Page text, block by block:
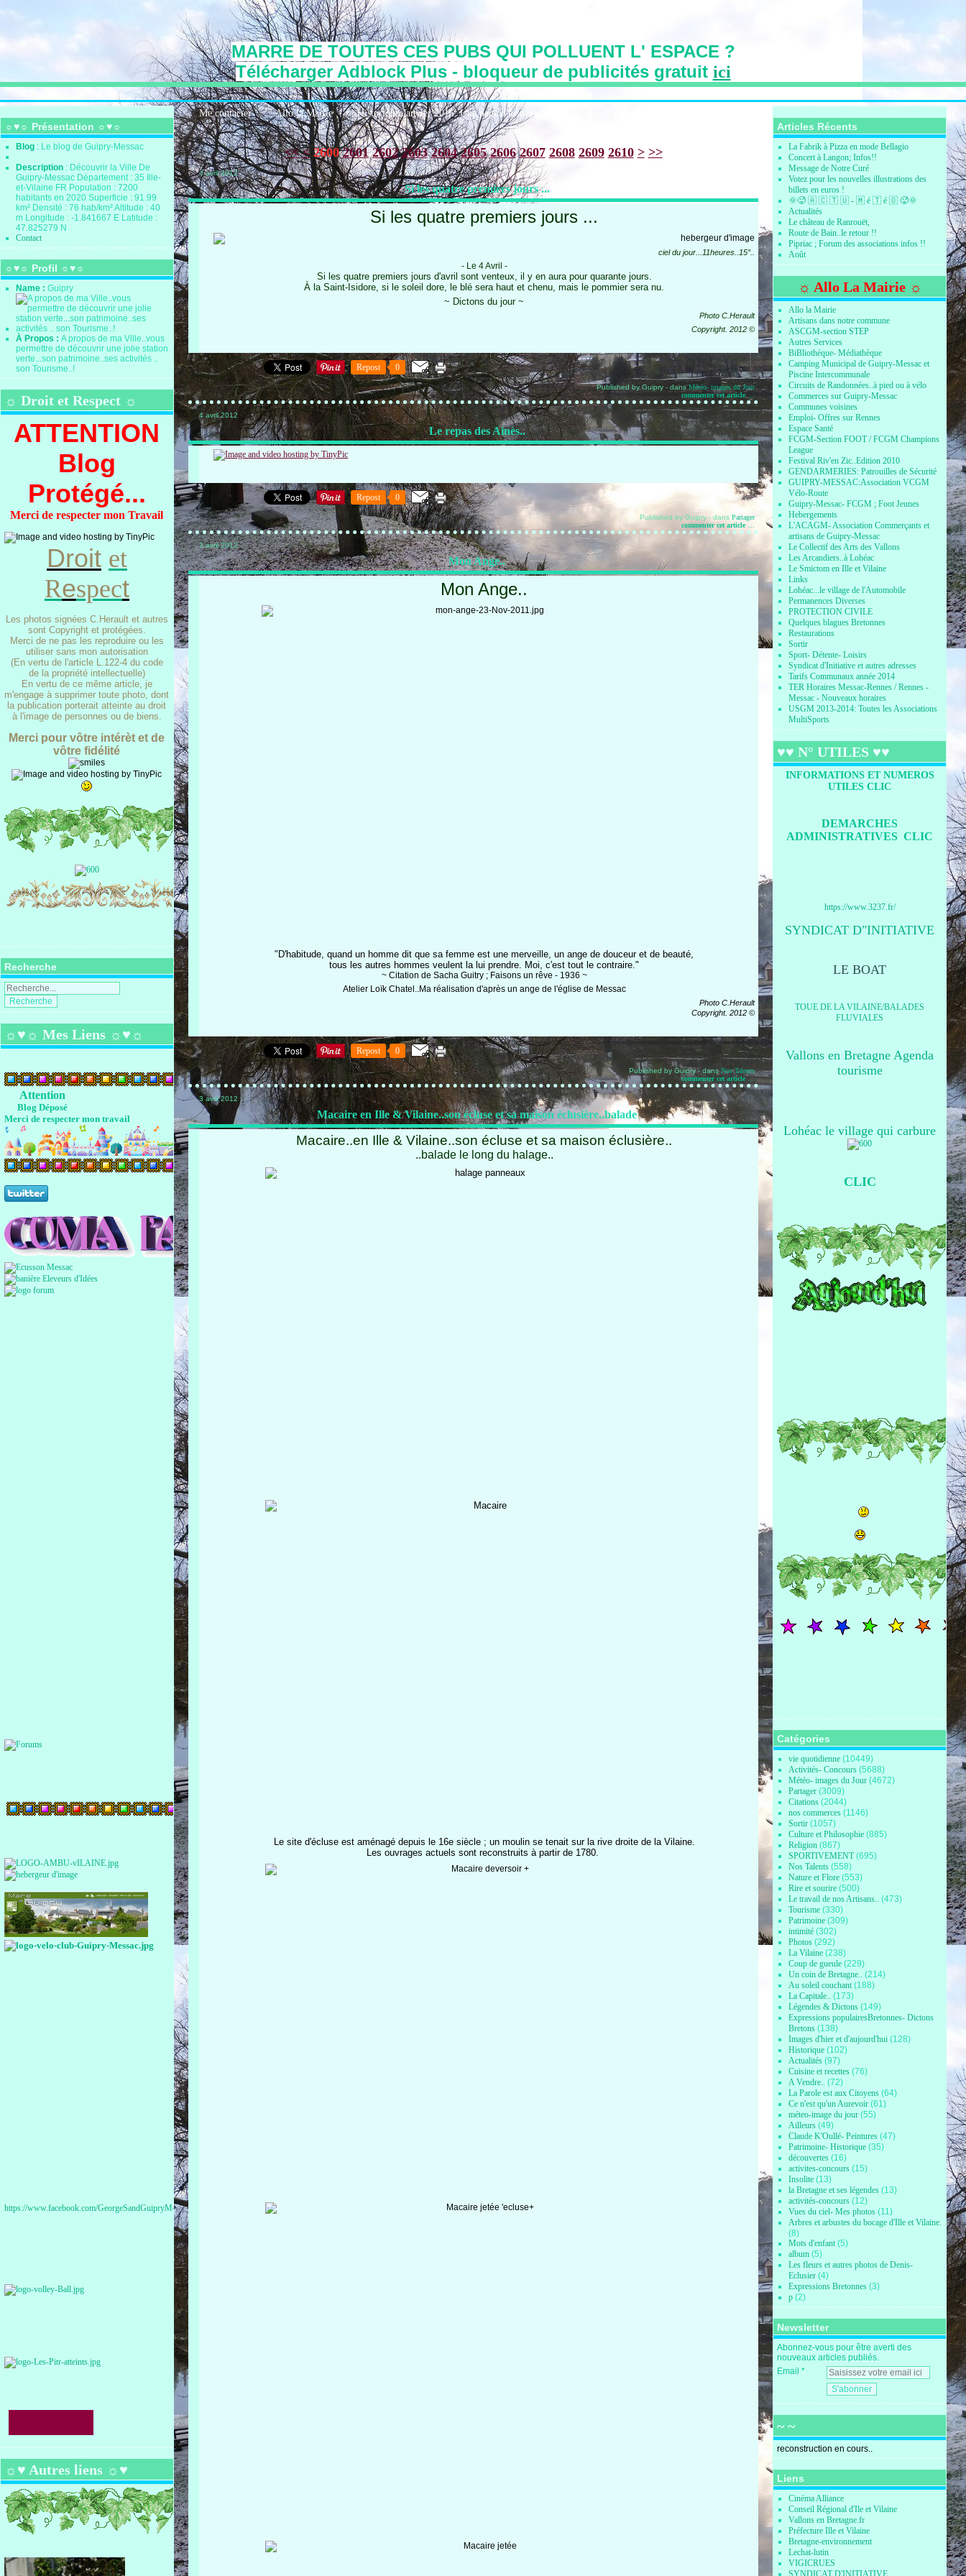
MARRE DE TOUTES CES PUBS QUI POLLUENT L' ESPACE ?
Télécharger Adblock Plus - bloqueur de publicités gratuit ici
☼♥☼ Présentation ☼♥☼
Blog : Le blog de Guipry-Messac
Description : Découvrir la Ville De
Guipry-Messac Département : 35 Ille-
et-Vilaine FR Population : 7200
habitants en 2020 Superficie : 91.99
km² Densité : 76 hab/km² Altitude : 40
m Longitude : -1.841667 E Latitude :
47.825279 N
Contact
☼♥☼ Profil ☼♥☼
Name :Guipry
À Propos :A propos de ma Ville..vous
permettre de découvrir une jolie station
verte...son patrimoine..ses activités ..
son Tourisme..!
☼ Droit et Respect ☼
ATTENTION
Blog
Protégé...
Merci de respecter mon Travail
Droit et
Respect
Les photos signées C.Herault et autres
sont Copyright et protégées.
Merci de ne pas les reproduire ou les
utiliser sans mon autorisation
(En vertu de l'article L.122-4 du code
de la propriété intellectuelle)
En vertu de ce même article, je
m'engage à supprimer toute photo, dont
la publication porterait atteinte au droit
à l'image de personnes ou de biens.
Merci pour vôtre intérèt et de
vôtre fidélité
Recherche
☼♥☼ Mes Liens ☼♥☼
Attention
Blog Déposé
Merci de respecter mon travail
https://www.facebook.com/GeorgeSandGuipryMessac
☼♥ Autres liens ☼♥
Me contacter Allo la Mairie Historique:Janvier 2016: Une page d'histoire
<< < 2600 2601 2602 2603 2604 2605 2606 2607 2608 2609 2610 2620
2630
2640
2650
2660
2670
2680
2690
2700
2800
2900
3000
> >>
4 avril 2012
Si les quatre premiers jours ...
Si les quatre premiers jours ...
ciel du jour...11heures..15°..
- Le 4 Avril -
Si les quatre premiers jours d'avril sont venteux, il y en aura pour quarante jours.
À la Saint-Isidore, si le soleil dore, le blé sera haut et chenu, mais le pommier sera nu.
~ Dictons du jour ~
Photo C.Herault
Copyright. 2012 ©
Repost 0
Published by Guipry - dansMétéo- images du Jour
commenter cet article
4 avril 2012
Le repas des Ainès..
Repost 0
Published by Guipry - dansPartager
commenter cet article
3 avril 2012
Mon Ange..
Mon Ange..
"D'habitude, quand un homme dit que sa femme est une merveille, un ange de douceur et de beauté,
tous les autres hommes veulent la lui prendre. Moi, c'est tout le contraire."
~ Citation de Sacha Guitry ; Faisons un rêve - 1936 ~
Atelier Loïk Chatel..Ma réalisation d'après un ange de l'église de Messac
Photo C.Herault
Copyright. 2012 ©
Repost 0
Published by Guipry - dansNos Talents
commenter cet article…
3 avril 2012
Macaire en Ille & Vilaine..son écluse et sa maison éclusière..balade
Macaire..en Ille & Vilaine..son écluse et sa maison éclusière..
..balade le long du halage..
Le site d'écluse est aménagé depuis le 16e siècle ; un moulin se tenait sur la rive droite de la Vilaine.
Les ouvrages actuels sont reconstruits à partir de 1780.
Articles Récents
La Fabrik à Pizza en mode Bellagio
Concert à Langon; Infos!!
Message de Notre Curé
Votez pour les nouvelles illustrations des
billets en euros !
🌞🥵 🇦 🇨 🇹 🇺 - 🇲 é 🇹 é 🇴 🥵🌞
Actualités
Le château de Ranrouët,
Route de Bain..le retour !!
Pipriac ; Forum des associations infos !!
Août
☼ Allo La Mairie ☼
Allo la Mairie
Artisans dans notre commune
ASCGM-section STEP
Autres Services
BiBliothéque- Médiathèque
Camping Municipal de Guipry-Messac et
Piscine Intercommunale
Circuits de Randonnées..à pied ou à vélo
Commerces sur Guipry-Messac
Communes voisines
Emploi- Offres sur Rennes
Espace Santé
FCGM-Section FOOT / FCGM Champions
League
Festival Riv'en Zic..Edition 2010
GENDARMERIES: Patrouilles de Sécurité
GUIPRY-MESSAC:Association VCGM
Vélo-Route
Guipry-Messac- FCGM ; Foot Jeunes
Hebergements
L'ACAGM- Association Commerçants et
artisans de Guipry-Messac
Le Collectif des Arts des Vallons
Les Arcandiers..à Lohéac
Le Smictom en Ille et Vilaine
Links
Lohéac...le village de l'Automobile
Permanences Diverses
PROTECTION CIVILE
Quelques blagues Bretonnes
Restaurations
Sortir
Sport- Détente- Loisirs
Syndicat d'Initiative et autres adresses
Tarifs Communaux année 2014
TER Horaires Messac-Rennes / Rennes -
Messac - Nouveaux horaires
USGM 2013-2014: Toutes les Associations
MultiSports
♥♥ N° UTILES ♥♥
INFORMATIONS ET NUMEROS
UTILES CLIC
DEMARCHES
ADMINISTRATIVES CLIC
https://www.3237.fr/
SYNDICAT D"INITIATIVE
LE BOAT
TOUE DE LA VILAINE/BALADES
FLUVIALES
Vallons en Bretagne Agenda
tourisme
Lohéac le village qui carbure
CLIC
Catégories
vie quotidienne (10449)
Activités- Concours (5688)
Météo- images du Jour (4672)
Partager (3009)
Citations (2044)
nos commerces (1146)
Sortir (1057)
Culture et Philosophie (885)
Religion (867)
SPORTIVEMENT(695)
Nos Talents (558)
Nature et Flore (553)
Rire et sourire (500)
Le travail de nos Artisans.. (473)
Tourisme (330)
Patrimoine (309)
intimité (302)
Photos (292)
La Vilaine (238)
Coup de gueule (229)
Un coin de Bretagne.. (214)
Au soleil couchant (188)
La Capitale.. (173)
Légendes & Dictons (149)
Expressions populairesBretonnes- Dictons
Bretons (138)
Images d'hier et d'aujourd'hui (128)
Historique (102)
Actualités (97)
Cuisine et recettes (76)
A Vendre.. (72)
La Parole est aux Citoyens (64)
Ce n'est qu'un Aurevoir (61)
méteo-image du jour (55)
Ailleurs (49)
Claude K'Oullé- Peintures (47)
Patrimoine- Historique (35)
découvertes (16)
activites-concours (15)
Insolite (13)
la Bretagne et ses légendes (13)
activités-concours (12)
Vues du ciel- Mes photos (11)
Arbres et arbustes du bocage d'Ille et Vilaine.
(8)
Mots d'enfant (5)
album (5)
Les fleurs et autres photos de Denis-
Eclusier (4)
Expressions Bretonnes (3)
p (2)
Newsletter
Abonnez-vous pour être averti des
nouveaux articles publiés.
Email
~ ~
reconstruction en cours..
Liens
Cinéma Alliance
Conseil Régional d'Ile et Vilaine
Vallons en Bretagne.fr
Préfecture Ille et Vilaine
Bretagne-environnement
Lechat-lutin
VIGICRUES
SYNDICAT D'INITIATIVE